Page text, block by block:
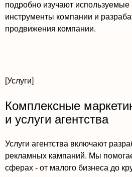
подробно изучают используемые
инструменты компании и
продвижения компании.
[Услуги]
Комплексные
и услуги агентства
Услуги агентства включают
рекламных кампаний. Мы
сферах - от малого бизнеса до